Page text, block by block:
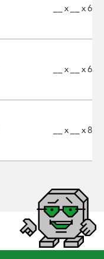
__ x __ x 60
__ x __ x 60
__ x __ x 80